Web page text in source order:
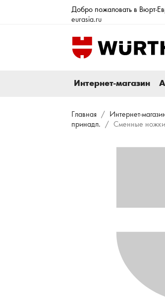
Добро пожаловать в Вюрт-
eurasia.ru
Интернет-магазин
Главная Интернет-
принадл.
Сменные